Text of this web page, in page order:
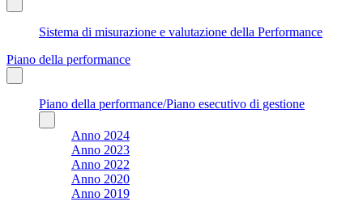
Sistema di misurazione e valutazione della Performance
Piano della performance
Piano della performance/Piano esecutivo di gestione
Anno 2024
Anno 2023
Anno 2022
Anno 2020
Anno 2019